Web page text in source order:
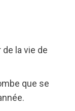
la vie de
que se